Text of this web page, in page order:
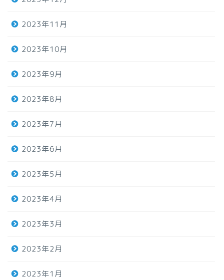
2023年11月
2023年10月
2023年9月
2023年8月
2023年7月
2023年6月
2023年5月
2023年4月
2023年3月
2023年2月
2023年1月